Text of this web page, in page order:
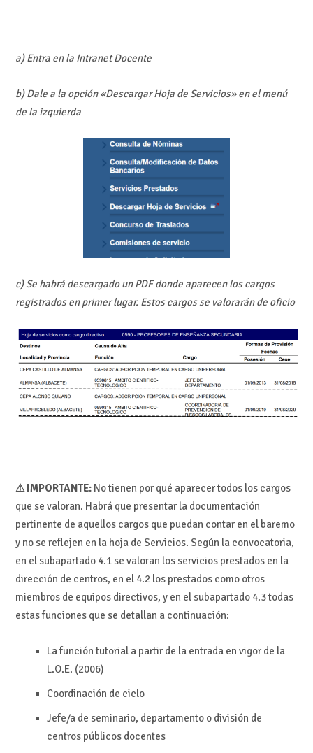
a) Entra en la Intranet Docente
b) Dale a la opción «Descargar Hoja de Servicios» en el menú
de la izquierda
c) Se habrá descargado un PDF donde aparecen los cargos
registrados en primer lugar. Estos cargos se valorarán de oficio
⚠ IMPORTANTE:No tienen por qué aparecer todos los cargos
que se valoran. Habrá que presentar la documentación
pertinente de aquellos cargos que puedan contar en el baremo
y no se reflejen en la hoja de Servicios. Según la convocatoria,
en el subapartado 4.1 se valoran los servicios prestados en la
dirección de centros, en el 4.2 los prestados como otros
miembros de equipos directivos, y en el subapartado 4.3 todas
estas funciones que se detallan a continuación:
La función tutorial a partir de la entrada en vigor de la
L.O.E. (2006)
Coordinación de ciclo
Jefe/a de seminario, departamento o división de
centros públicos docentes